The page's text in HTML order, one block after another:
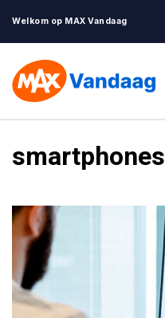
Welkom op MAX Vandaag
smartphones